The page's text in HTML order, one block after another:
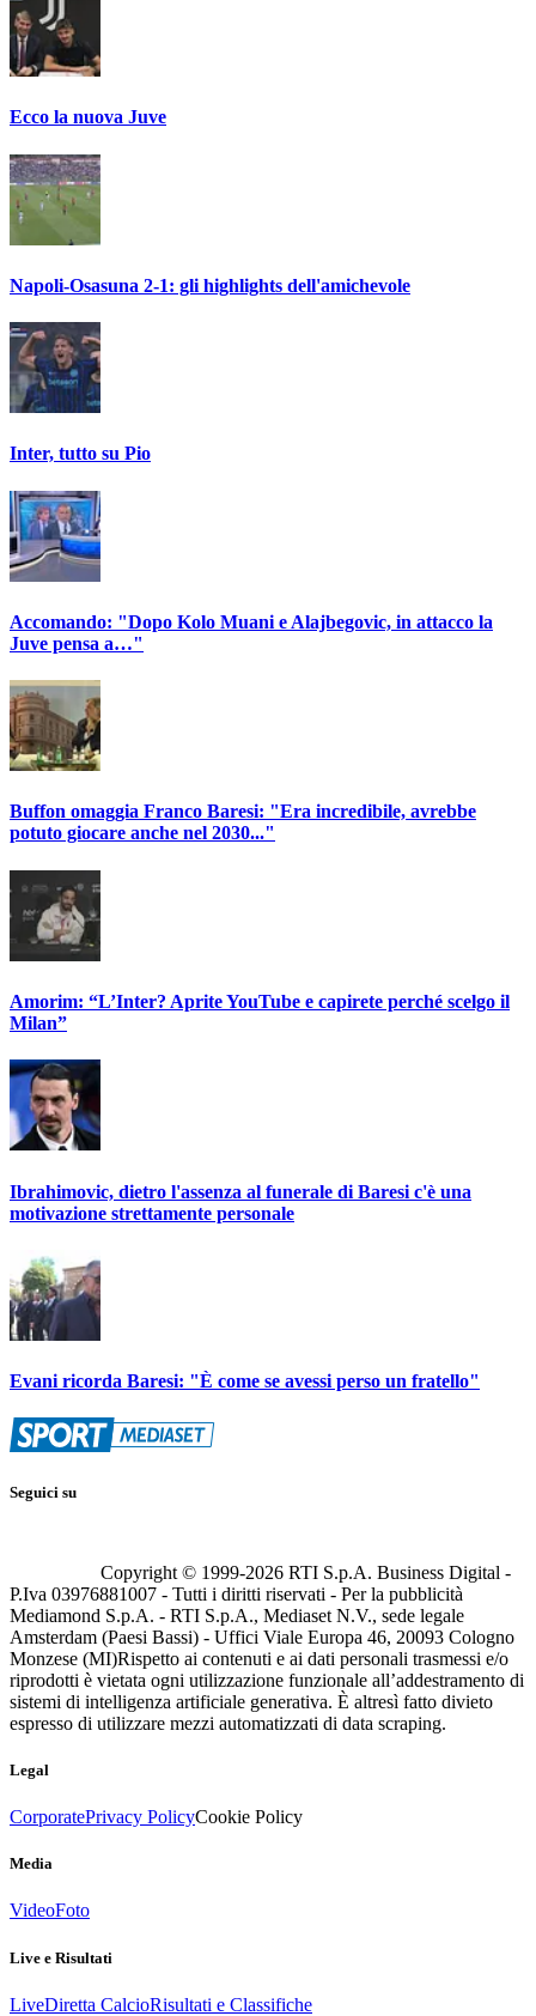
Ecco la nuova Juve
Napoli-Osasuna 2-1: gli highlights dell'amichevole
Inter, tutto su Pio
Accomando: "Dopo Kolo Muani e Alajbegovic, in attacco la
Juve pensa a…"
Buffon omaggia Franco Baresi: "Era incredibile, avrebbe
potuto giocare anche nel 2030..."
Amorim: “L’Inter? Aprite YouTube e capirete perché scelgo il
Milan”
Ibrahimovic, dietro l'assenza al funerale di Baresi c'è una
motivazione strettamente personale
Evani ricorda Baresi: "È come se avessi perso un fratello"
Seguici su
Copyright © 1999-2026 RTI S.p.A. Business Digital -
P.Iva 03976881007 - Tutti i diritti riservati - Per la pubblicità
Mediamond S.p.A. - RTI S.p.A., Mediaset N.V., sede legale
Amsterdam (Paesi Bassi) - Uffici Viale Europa 46, 20093 Cologno
Monzese (MI)Rispetto ai contenuti e ai dati personali trasmessi e/o
riprodotti è vietata ogni utilizzazione funzionale all’addestramento di
sistemi di intelligenza artificiale generativa. È altresì fatto divieto
espresso di utilizzare mezzi automatizzati di data scraping.
Legal
CorporatePrivacy PolicyCookie Policy
Media
VideoFoto
Live e Risultati
LiveDiretta CalcioRisultati e Classifiche